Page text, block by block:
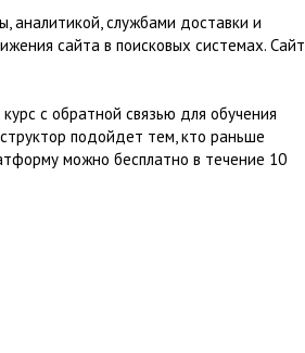
аналитикой, службами доставки и
сайта в поисковых системах. Сайт
с обратной связью для обучения
подойдет тем, кто раньше
можно бесплатно в течение 10